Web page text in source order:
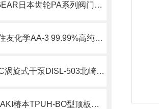
NIPPON GEAR日本齿轮PA系列阀门执行器PA-0简介
Sumitomo住友化学AA-3 99.99%高纯氧化铝技术解析
日本ULVAC涡旋式干泵DISL-503北崎热卖
日本STUBAKI椿本TPUH-BO型顶板链北崎热卖